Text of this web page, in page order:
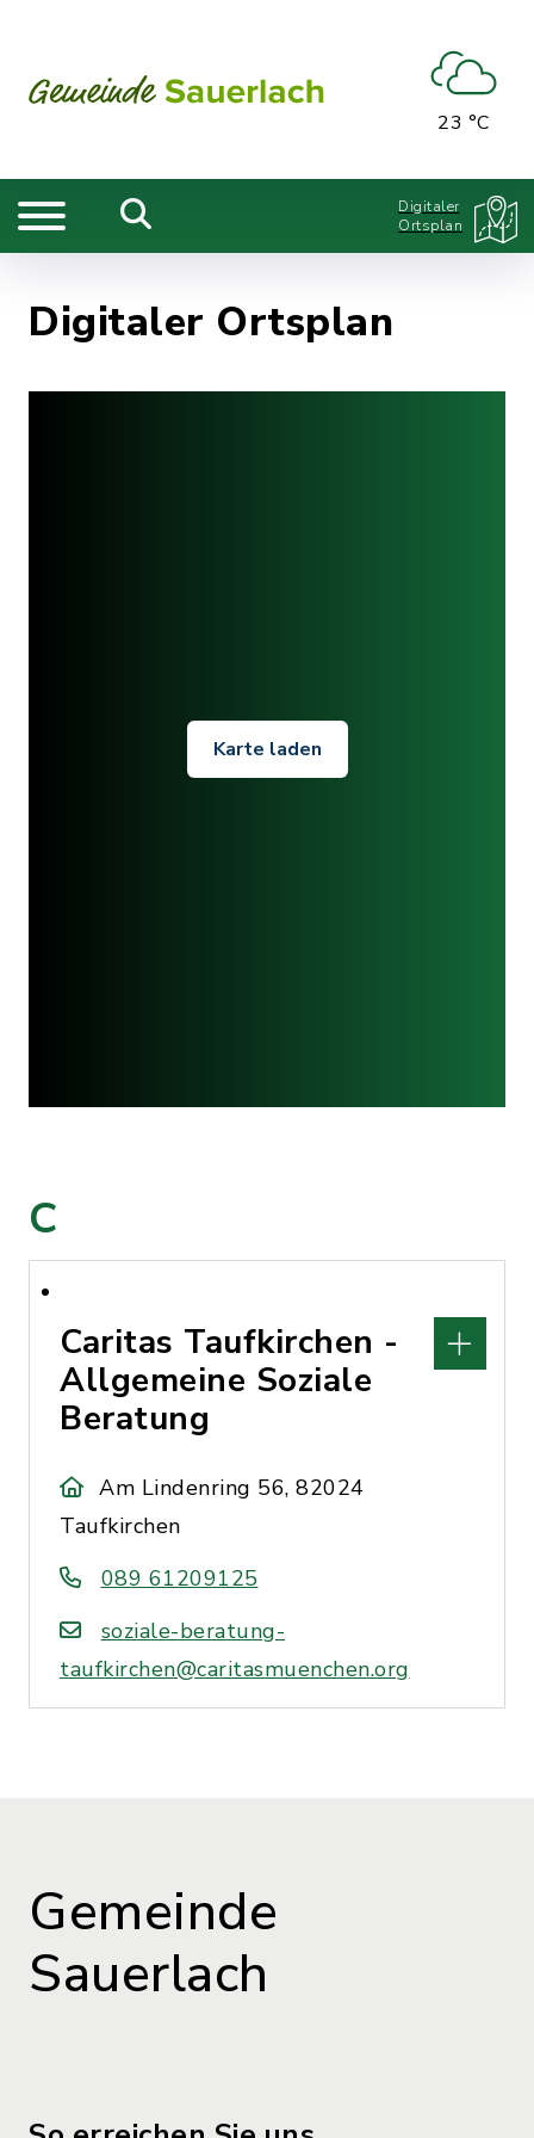
23 °C
Digitaler
Ortsplan
Digitaler Ortsplan
Karte laden
C
Caritas Taufkirchen -
Allgemeine Soziale
Beratung
Am Lindenring 56, 82024
Taufkirchen
089 61209125
soziale-beratung-
taufkirchen@caritasmuenchen.org
Gemeinde
Sauerlach